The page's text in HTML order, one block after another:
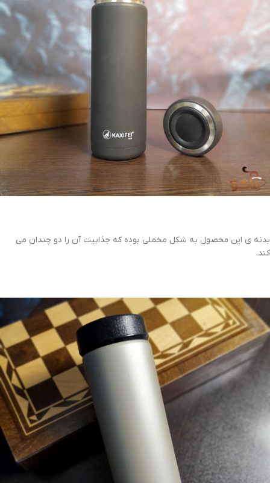
بدنه ی این محصول به شکل مخملی بوده که جذابیت آن را دو چندان می
کند.